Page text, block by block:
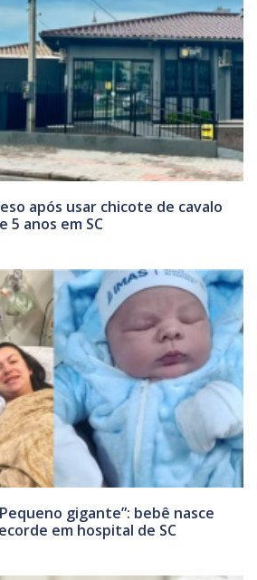
após usar chicote de cavalo
5 anos em SC
gigante”: bebê nasce
em hospital de SC